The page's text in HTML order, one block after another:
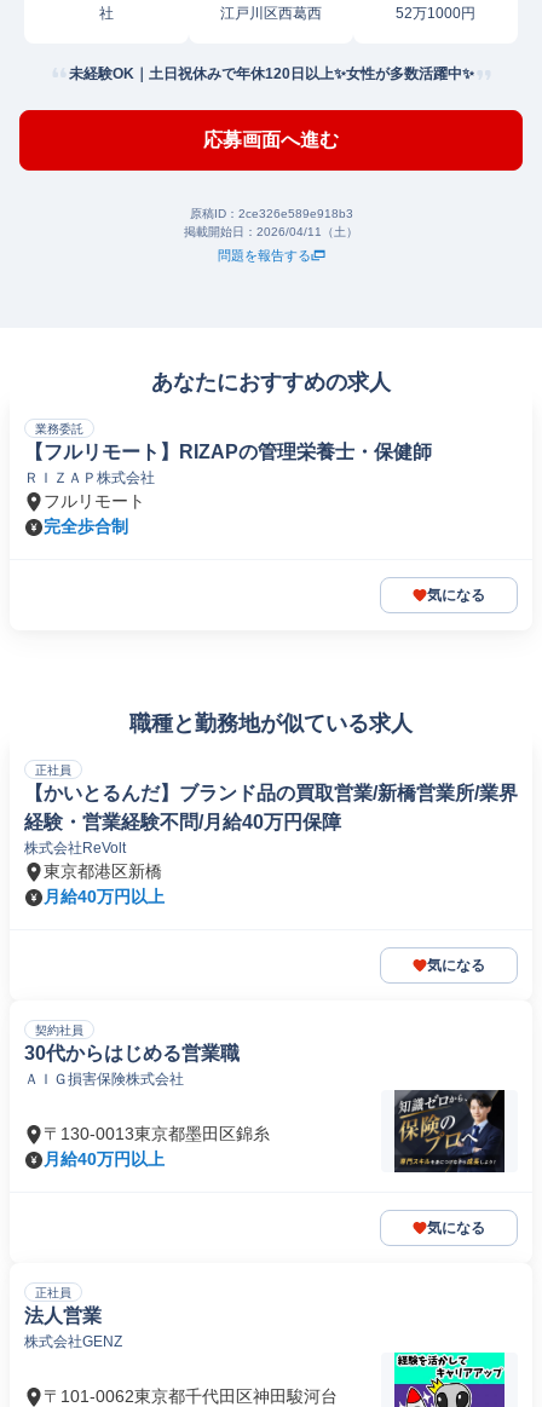
社 江戸川区西葛西 52万1000円
未経験OK｜土日祝休みで年休120日以上✨女性が多数活躍中✨
応募画面へ進む
原稿ID： 2ce326e589e918b3
掲載開始日： 2026/04/11（土）
問題を報告する
あなたにおすすめの求人
業務委託
【フルリモート】RIZAPの管理栄養士・保健師
ＲＩＺＡＰ株式会社
フルリモート
完全歩合制
気になる
職種と勤務地が似ている求人
正社員
【かいとるんだ】ブランド品の買取営業/新橋営業所/業界
経験・営業経験不問/月給40万円保障
株式会社ReVolt
東京都港区新橋
月給40万円以上
気になる
契約社員
30代からはじめる営業職
ＡＩＧ損害保険株式会社
〒130-0013東京都墨田区錦糸
月給40万円以上
気になる
正社員
法人営業
株式会社GENZ
〒101-0062東京都千代田区神田駿河台